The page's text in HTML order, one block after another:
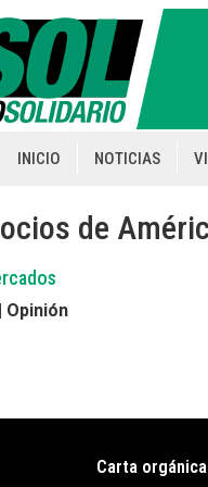
navigation
INICIO NOTICIAS
de
Opinión
Carta